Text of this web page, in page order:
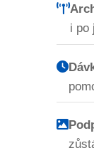
i po